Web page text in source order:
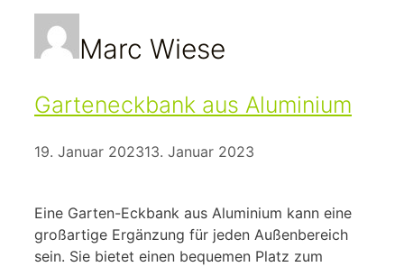
Marc Wiese
Garteneckbank aus Aluminium
19. Januar 202313. Januar 2023
Eine Garten-Eckbank aus Aluminium kann eine
großartige Ergänzung für jeden Außenbereich
sein. Sie bietet einen bequemen Platz zum